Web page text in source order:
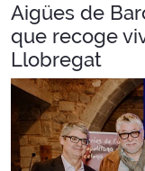
Aigües de
que recoge
Llobregat